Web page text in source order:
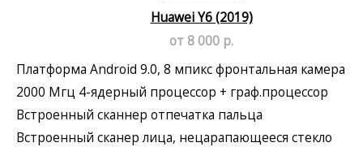
Huawei Y6 (2019)
от 8 000 р.
Платформа Android 9.0, 8 мпикс фронтальная камера
2000 Мгц 4-ядерный процессор + граф.процессор
Встроенный сканнер отпечатка пальца
Встроенный сканер лица, нецарапающееся стекло